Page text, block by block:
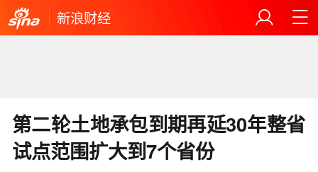
新浪财经
第二轮土地承包到期再延30年整省
试点范围扩大到7个省份